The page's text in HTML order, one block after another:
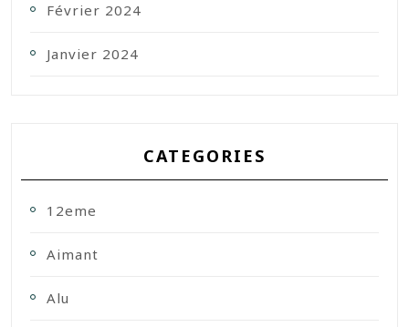
Février 2024
Janvier 2024
CATEGORIES
12eme
Aimant
Alu